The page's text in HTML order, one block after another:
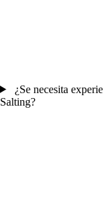
¿Se necesita
Salting?